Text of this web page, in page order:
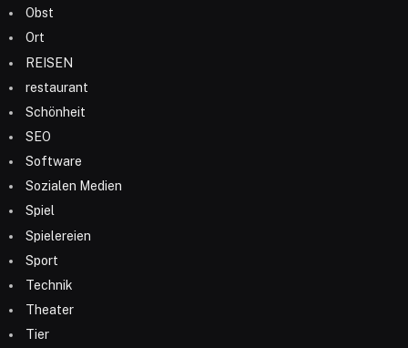
Obst
Ort
REISEN
restaurant
Schönheit
SEO
Software
Sozialen Medien
Spiel
Spielereien
Sport
Technik
Theater
Tier